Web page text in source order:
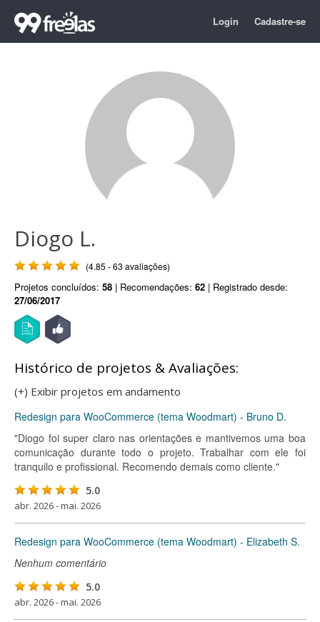
Login Cadastre-se
Diogo L.
(4.85 - 63 avaliações)
Projetos concluídos: 58 | Recomendações: 62 | Registrado desde:
27/06/2017
Histórico de projetos & Avaliações:
(+) Exibir projetos em andamento
Redesign para WooCommerce (tema Woodmart) - Bruno D.
"Diogo foi super claro nas orientações e mantivemos uma boa
comunicação durante todo o projeto. Trabalhar com ele foi
tranquilo e profissional. Recomendo demais como cliente."
5.0
abr. 2026 - mai. 2026
Redesign para WooCommerce (tema Woodmart) - Elizabeth S.
Nenhum comentário
5.0
abr. 2026 - mai. 2026